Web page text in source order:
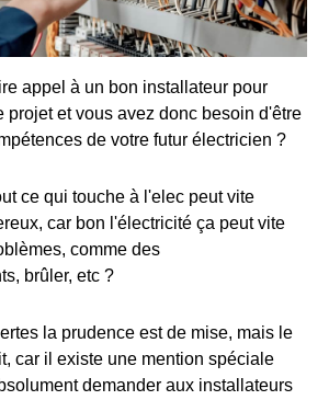
appel à un bon installateur pour
projet et vous avez donc besoin d'être
de votre futur électricien ?
ce qui touche à l'elec peut vite
car bon l'électricité ça peut vite
comme des
brûler, etc ?
la prudence est de mise, mais le
car il existe une mention spéciale
demander aux installateurs